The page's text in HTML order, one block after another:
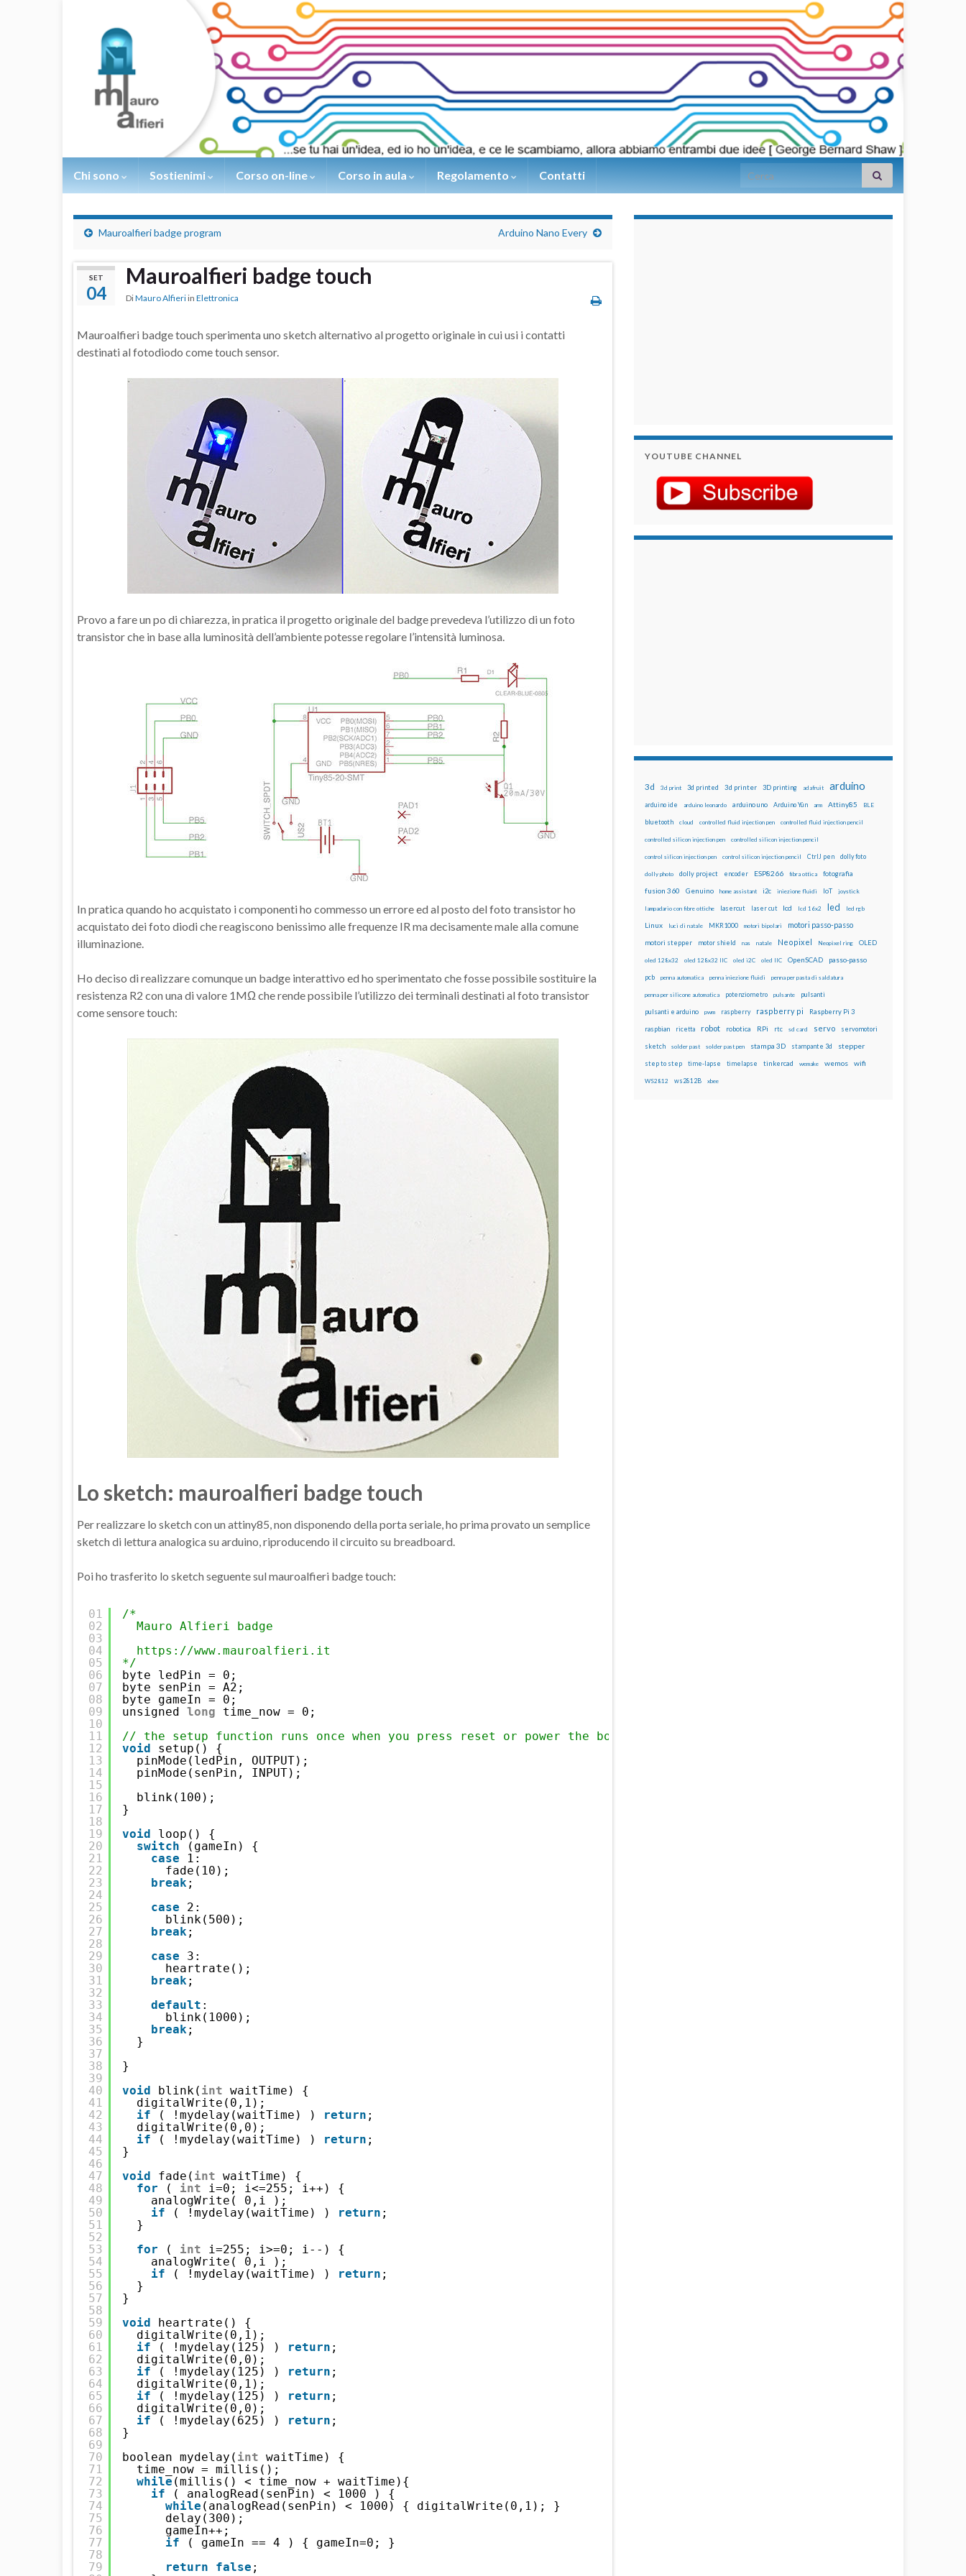
Chi sono Sostienimi Corso on-line Corso in aula Regolamento Contatti Search for:
Mauroalfieri badge program Arduino Nano Every
SET
04
Mauroalfieri badge touch
DiMauro Alfieri in Elettronica
Mauroalfieri badge touch sperimenta uno sketch alternativo al progetto originale in cui usi i contatti
destinati al fotodiodo come touch sensor.
Provo a fare un po di chiarezza, in pratica il progetto originale del badge prevedeva l’utilizzo di un foto
transistor che in base alla luminosità dell’ambiente potesse regolare l’intensità luminosa.
In pratica quando ho acquistato i componenti ho commesso un errore ed al posto del foto transistor ho
acquistato dei foto diodi che reagiscono benissimo alle frequenze IR ma decisamente male alla comune
illuminazione.
Ho deciso di realizzare comunque un badge interattivo ed ho sperimentato che fosse possibile sostituire la
resistenza R2 con una di valore 1MΩ che rende possibile l’utilizzo dei terminali destinati al foto transistor
come sensore touch:
Lo sketch: mauroalfieri badge touch
Per realizzare lo sketch con un attiny85, non disponendo della porta seriale, ho prima provato un semplice
sketch di lettura analogica su arduino, riproducendo il circuito su breadboard.
Poi ho trasferito lo sketch seguente sul mauroalfieri badge touch:
01
02
03
04
05
06
07
08
09
10
11
12
13
14
15
16
17
18
19
20
21
22
23
24
25
26
27
28
29
30
31
32
33
34
35
36
37
38
39
40
41
42
43
44
45
46
47
48
49
50
51
52
53
54
55
56
57
58
59
60
61
62
63
64
65
66
67
68
69
70
71
72
73
74
75
76
77
78
79
/*
Mauro Alfieri badge
https://www.mauroalfieri.it
*/
byte ledPin = 0;
byte senPin = A2;
byte gameIn = 0;
unsigned long
time_now = 0;
// the setup function runs once when you press reset or power the board
void
setup() {
pinMode(ledPin, OUTPUT);
pinMode(senPin, INPUT);
blink(100);
}
void
loop() {
switch
(gameIn) {
case
1:
fade(10);
break;
case
2:
blink(500);
break;
case
3:
heartrate();
break;
default :
blink(1000);
break;
}
}
void
blink( int waitTime) {
digitalWrite(0,1);
if
( !mydelay(waitTime) ) return ;
digitalWrite(0,0);
if
( !mydelay(waitTime) ) return ;
}
void
fade( int waitTime) {
for
( int
i=0; i<=255; i++) {
analogWrite( 0,i );
if
( !mydelay(waitTime) ) return ;
}
for
( int
i=255; i>=0; i--) {
analogWrite( 0,i );
if
( !mydelay(waitTime) ) return ;
}
}
void
heartrate() {
digitalWrite(0,1);
if
( !mydelay(125) ) return ;
digitalWrite(0,0);
if
( !mydelay(125) ) return ;
digitalWrite(0,1);
if
( !mydelay(125) ) return ;
digitalWrite(0,0);
if
( !mydelay(625) ) return ;
}
boolean mydelay( int waitTime) {
time_now = millis();
while (millis() < time_now + waitTime){
if
( analogRead(senPin) < 1000 ) {
while (analogRead(senPin) < 1000) { digitalWrite(0,1); }
delay(300);
gameIn++;
if
( gameIn == 4 ) { gameIn=0; }
return
false ;
YOUTUBE CHANNEL
3d 3d print 3d printed 3d printer 3D printing adafruit arduino
arduino ide arduino leonardo arduino uno Arduino Yún arm Attiny85 BLE
bluetooth cloud controlled fluid injection pen controlled fluid injection pencil
controlled silicon injection pen controlled silicon injection pencil
control silicon injection pen control silicon injection pencil CtrlJ pen dolly foto
dolly photo dolly project encoder ESP8266 fibra ottica fotografia
fusion 360 Genuino home assistant i2c iniezione fluidi IoT joystick
lampadario con fibre ottiche lasercut laser cut lcd lcd 16x2 led led rgb
Linux luci di natale MKR1000 motori bipolari motori passo-passo
motori stepper motor shield nas natale Neopixel Neopixel ring OLED
oled 128x32 oled 128x32 IIC oled i2C oled IIC OpenSCAD passo-passo
pcb penna automatica penna iniezione fluidi penna per pasta di saldatura
penna per silicone automatica potenziometro pulsante pulsanti
pulsanti e arduino pwm raspberry raspberry pi Raspberry Pi 3
raspbian ricetta robot robotica RPi rtc sd card servo servomotori
sketch solder past solder past pen stampa 3D stampante 3d stepper
step to step time-lapse timelapse tinkercad wemake wemos wifi
WS2812 ws2812B xbee